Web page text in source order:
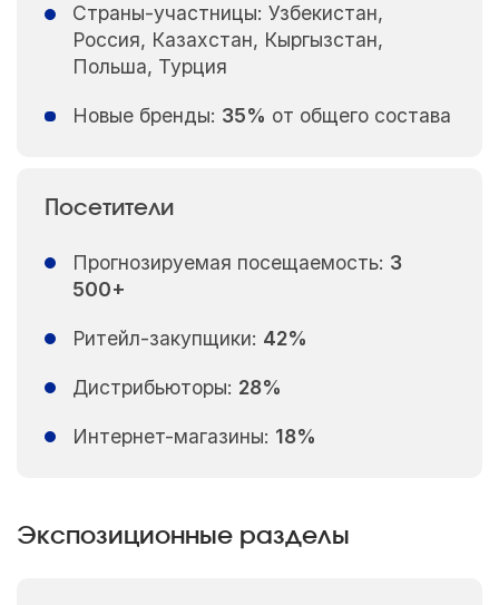
Страны-участницы: Узбекистан,
Россия, Казахстан, Кыргызстан,
Польша, Турция
Новые бренды: 35% от общего состава
Посетители
Прогнозируемая посещаемость: 3
500+
Ритейл-закупщики: 42%
Дистрибьюторы: 28%
Интернет-магазины: 18%
Экспозиционные разделы